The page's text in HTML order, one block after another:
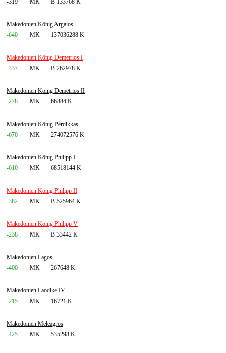
-319
MK B 133768 K
Makedonien König Argaios
-640
MK 137036288 K
Makedonien König Demetrios I
-337
MK B 262978 K
Makedonien König Demetrios II
-278
MK 66884 K
Makedonien König Perdikkas
-670
MK 274072576 K
Makedonien König Philipp I
-610
MK 68518144 K
Makedonien König Philipp II
-382
MK B 525964 K
Makedonien König Philipp V
-238
MK B 33442 K
Makedonien Lagos
-400
MK 267648 K
Makedonien Laodike IV
-215
MK 16721 K
Makedonien Meleagros
-425
MK 535298 K